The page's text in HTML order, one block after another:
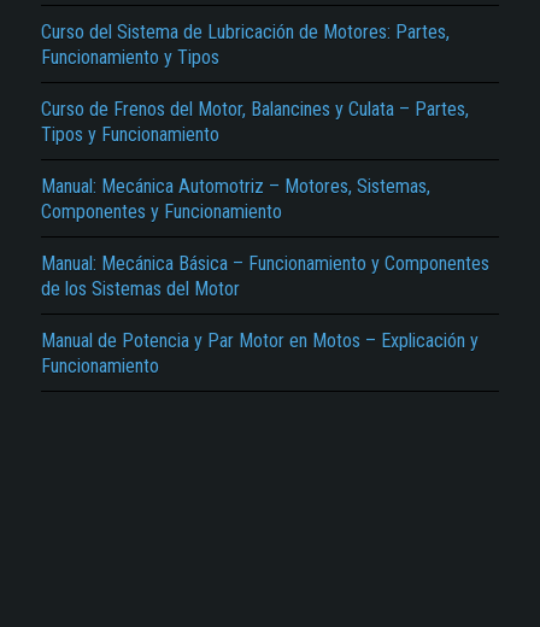
Curso del Sistema de Lubricación de Motores: Partes,
Funcionamiento y Tipos
Curso de Frenos del Motor, Balancines y Culata – Partes,
Tipos y Funcionamiento
Manual: Mecánica Automotriz – Motores, Sistemas,
Componentes y Funcionamiento
Manual: Mecánica Básica – Funcionamiento y Componentes
de los Sistemas del Motor
Manual de Potencia y Par Motor en Motos – Explicación y
Funcionamiento
El Título es incorrecto según el contenido.
Texto o Imagen de portada son erróneos.
No carga o no se visualiza el contenido.